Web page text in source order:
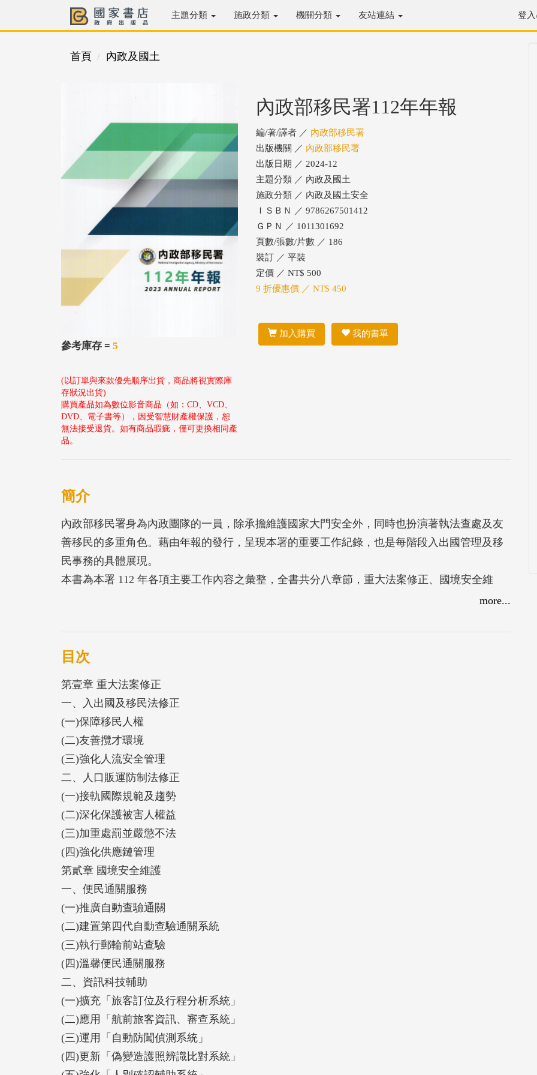
主題分類 施政分類 機關分類 友站連結 登
首頁 內政及國土
參考庫存 = 5
(以訂單與來款優先順序出貨，商品將視實際庫
存狀況出貨)
購買產品如為數位影音商品（如：CD、VCD、
DVD、電子書等），因受智慧財產權保護，恕
無法接受退貨。如有商品瑕疵，僅可更換相同產
品。
內政部移民署112年年報
編/著/譯者 ／ 內政部移民署
出版機關 ／ 內政部移民署
出版日期 ／ 2024-12
主題分類 ／ 內政及國土
施政分類 ／ 內政及國土安全
ＩＳＢＮ ／ 9786267501412
ＧＰＮ ／ 1011301692
頁數/張數/片數 ／ 186
裝訂 ／ 平裝
定價 ／ NT$ 500
9 折優惠價 ／ NT$ 450
加入購買 我的書單
簡介
內政部移民署身為內政團隊的一員，除承擔維護國家大門安全外，同時也扮演著執法查處及友
善移民的多重角色。藉由年報的發行，呈現本署的重要工作紀錄，也是每階段入出國管理及移
民事務的具體展現。
本書為本署 112 年各項主要工作內容之彙整，全書共分八章節，重大法案修正、國境安全維
護、外來人口管理、新住民照顧輔導、友善移民環境暨人權保障、中港澳交流暨國際合作、資
more...
目次
第壹章 重大法案修正
一、入出國及移民法修正
(一)保障移民人權
(二)友善攬才環境
(三)強化人流安全管理
二、人口販運防制法修正
(一)接軌國際規範及趨勢
(二)深化保護被害人權益
(三)加重處罰並嚴懲不法
(四)強化供應鏈管理
第貳章 國境安全維護
一、便民通關服務
(一)推廣自動查驗通關
(二)建置第四代自動查驗通關系統
(三)執行郵輪前站查驗
(四)溫馨便民通關服務
二、資訊科技輔助
(一)擴充「旅客訂位及行程分析系統」
(二)應用「航前旅客資訊、審查系統」
(三)運用「自動防闖偵測系統」
(四)更新「偽變造護照辨識比對系統」